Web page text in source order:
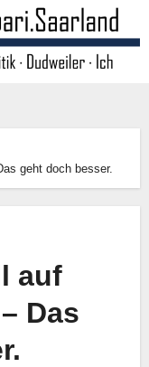
geht doch besser.
auf
Das